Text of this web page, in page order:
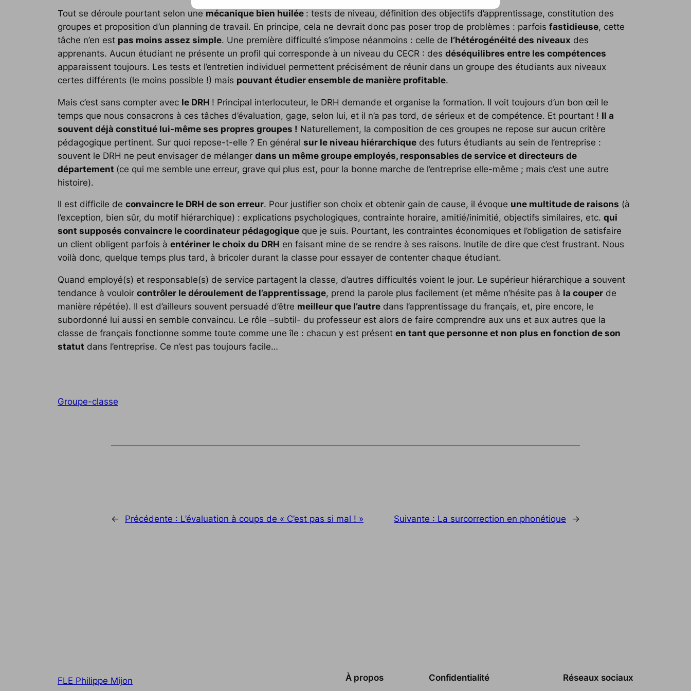
Tout se déroule pourtant selon une mécanique bien huilée : tests de niveau, définition des objectifs d’apprentissage, constitution des
groupes et proposition d’un planning de travail. En principe, cela ne devrait donc pas poser trop de problèmes : parfois fastidieuse, cette
tâche n’en est pas moins assez simple. Une première difficulté s’impose néanmoins : celle de l’hétérogénéité des niveaux des
apprenants. Aucun étudiant ne présente un profil qui corresponde à un niveau du CECR : des déséquilibres entre les compétences
apparaissent toujours. Les tests et l’entretien individuel permettent précisément de réunir dans un groupe des étudiants aux niveaux
certes différents (le moins possible !) mais pouvant étudier ensemble de manière profitable.
Mais c’est sans compter avec le DRH ! Principal interlocuteur, le DRH demande et organise la formation. Il voit toujours d’un bon œil le
temps que nous consacrons à ces tâches d’évaluation, gage, selon lui, et il n’a pas tord, de sérieux et de compétence. Et pourtant ! Il a
souvent déjà constitué lui-même ses propres groupes ! Naturellement, la composition de ces groupes ne repose sur aucun critère
pédagogique pertinent. Sur quoi repose-t-elle ? En général sur le niveau hiérarchique des futurs étudiants au sein de l’entreprise :
souvent le DRH ne peut envisager de mélanger dans un même groupe employés, responsables de service et directeurs de
département (ce qui me semble une erreur, grave qui plus est, pour la bonne marche de l’entreprise elle-même ; mais c’est une autre
histoire).
Il est difficile de convaincre le DRH de son erreur. Pour justifier son choix et obtenir gain de cause, il évoque une multitude de raisons (à
l’exception, bien sûr, du motif hiérarchique) : explications psychologiques, contrainte horaire, amitié/inimitié, objectifs similaires, etc. qui
sont supposés convaincre le coordinateur pédagogique que je suis. Pourtant, les contraintes économiques et l’obligation de satisfaire
un client obligent parfois à entériner le choix du DRH en faisant mine de se rendre à ses raisons. Inutile de dire que c’est frustrant. Nous
voilà donc, quelque temps plus tard, à bricoler durant la classe pour essayer de contenter chaque étudiant.
Quand employé(s) et responsable(s) de service partagent la classe, d’autres difficultés voient le jour. Le supérieur hiérarchique a souvent
tendance à vouloir contrôler le déroulement de l’apprentissage, prend la parole plus facilement (et même n’hésite pas à la couper de
manière répétée). Il est d’ailleurs souvent persuadé d’être meilleur que l’autre dans l’apprentissage du français, et, pire encore, le
subordonné lui aussi en semble convaincu. Le rôle –subtil- du professeur est alors de faire comprendre aux uns et aux autres que la
classe de français fonctionne somme toute comme une île : chacun y est présent en tant que personne et non plus en fonction de son
statut dans l’entreprise. Ce n’est pas toujours facile…
Groupe-classe
← Précédente : L’évaluation à coups de « C’est pas si mal ! » Suivante : La surcorrection en phonétique →
FLE Philippe Mijon À propos Confidentialité Réseaux sociaux